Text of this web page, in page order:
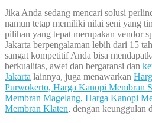
Jika Anda sedang mencari solusi
namun tetap memiliki nilai seni yang
pilihan yang tepat merupakan vendor
Jakarta berpengalaman lebih dari 15
sangat kompetitif Anda bisa
berkualitas, awet dan bergaransi dan
Jakarta lainnya, juga menawarkan
Purwokerto, Harga Kanopi Membran
Membran Magelang, Harga Kanopi
Membran Klaten, dengan keunggulan